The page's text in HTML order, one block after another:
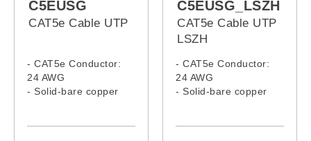
C5EUSG
CAT5e Cable UTP
- CAT5e Conductor:
24 AWG
- Solid-bare copper
C5EUSG_LSZH
CAT5e Cable UTP
LSZH
- CAT5e Conductor:
24 AWG
- Solid-bare copper